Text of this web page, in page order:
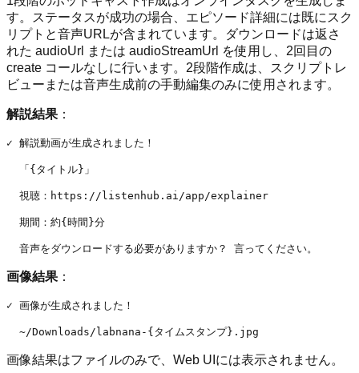
す。ステータスが成功の場合、エピソード詳細には既にスク
リプトと音声URLが含まれています。ダウンロードは返さ
れた audioUrl または audioStreamUrl を使用し、2回目の
create コールなしに行います。2段階作成は、スクリプトレ
ビューまたは音声生成前の手動編集のみに使用されます。
解説結果 ：
✓ 解説動画が生成されました！
  「{タイトル}」
  視聴：https://listenhub.ai/app/explainer
  期間：約{時間}分
画像結果 ：
✓ 画像が生成されました！
画像結果はファイルのみで、Web UIには表示されません。